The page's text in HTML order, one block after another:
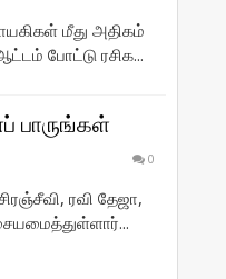
மீது அதிகம்
போட்டு ரசிக...
பாருங்கள்
0
ரவி தேஜா,